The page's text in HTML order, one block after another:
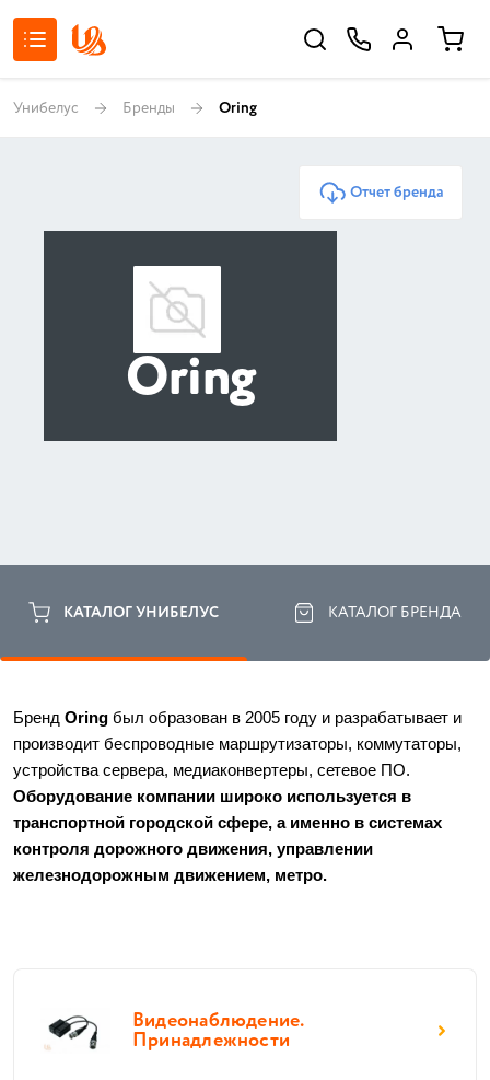
Унибелус Бренды Oring
Отчет бренда
Oring
КАТАЛОГ УНИБЕЛУС КАТАЛОГ БРЕНДА
Бренд Oring был образован в 2005 году и разрабатывает и
производит беспроводные маршрутизаторы, коммутаторы,
Оборудование компании широко используется в
транспортной городской сфере, а именно в системах
контроля дорожного движения, управлении
железнодорожным движением, метро.
Видеонаблюдение.
Принадлежности